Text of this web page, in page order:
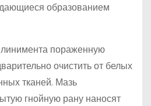
образованием
пораженную
очистить от белых
тканей. Мазь
гнойную рану наносят